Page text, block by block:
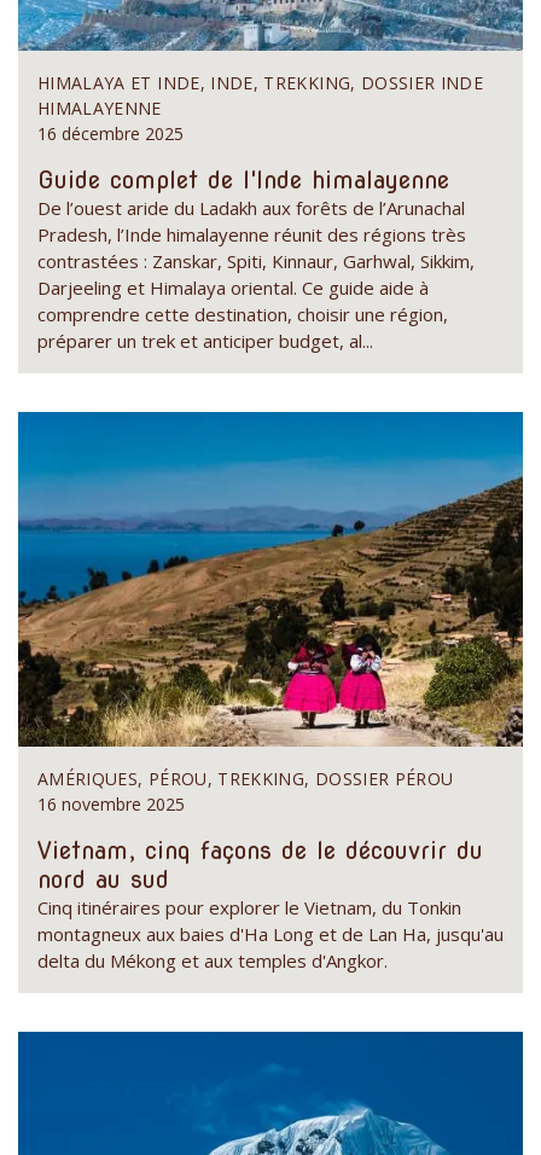
HIMALAYA ET INDE, INDE, TREKKING, DOSSIER INDE
HIMALAYENNE
16 décembre 2025
Guide complet de l'Inde himalayenne
De l’ouest aride du Ladakh aux forêts de l’Arunachal
Pradesh, l’Inde himalayenne réunit des régions très
contrastées : Zanskar, Spiti, Kinnaur, Garhwal, Sikkim,
Darjeeling et Himalaya oriental. Ce guide aide à
comprendre cette destination, choisir une région,
préparer un trek et anticiper budget, al...
AMÉRIQUES, PÉROU, TREKKING, DOSSIER PÉROU
16 novembre 2025
Vietnam, cinq façons de le découvrir du
nord au sud
Cinq itinéraires pour explorer le Vietnam, du Tonkin
montagneux aux baies d'Ha Long et de Lan Ha, jusqu'au
delta du Mékong et aux temples d'Angkor.